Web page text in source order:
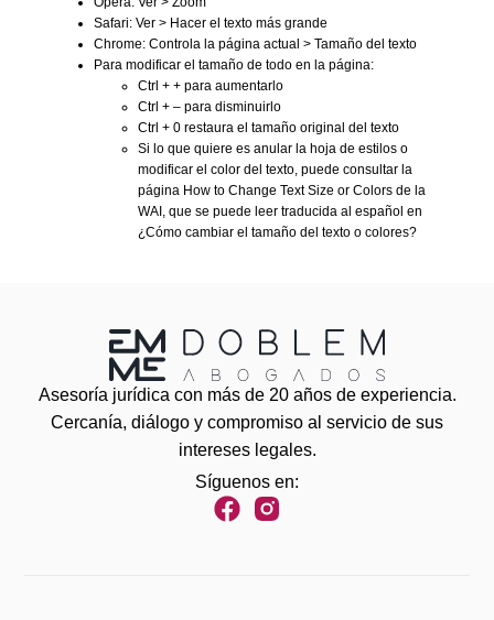
Safari: Ver > Hacer el texto más grande
Chrome: Controla la página actual > Tamaño del texto
Para modificar el tamaño de todo en la página:
Ctrl + + para aumentarlo
Ctrl + – para disminuirlo
Ctrl + 0 restaura el tamaño original del texto
Si lo que quiere es anular la hoja de estilos o
modificar el color del texto, puede consultar la
página How to Change Text Size or Colors de la
WAI, que se puede leer traducida al español en
¿Cómo cambiar el tamaño del texto o colores?
Asesoría jurídica con más de 20 años de experiencia.
Cercanía, diálogo y compromiso al servicio de sus
intereses legales.
Síguenos en: